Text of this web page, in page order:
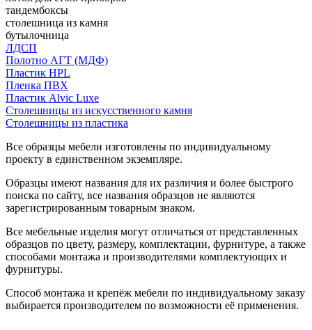
тандембоксы
столешница из камня
бутылочница
ЛДСП
Полотно АГТ (МДФ)
Пластик HPL
Пленка ПВХ
Пластик Alvic Luxe
Столешницы из искусственного камня
Столешницы из пластика
Все образцы мебели изготовлены по индивидуальному
проекту в единственном экземпляре.
Образцы имеют названия для их различия и более быстрого
поиска по сайту, все названия образцов не являются
зарегистрированным товарным знаком.
Все мебельные изделия могут отличаться от представленных
образцов по цвету, размеру, комплектации, фурнитуре, а также
способами монтажа и производителями комплектующих и
фурнитуры.
Способ монтажа и крепёж мебели по индивидуальному заказу
выбирается производителем по возможности её применения.